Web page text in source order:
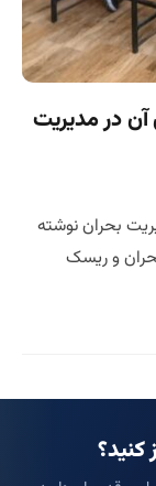
آن در مدیریت
بحران نوشته
کنید؟